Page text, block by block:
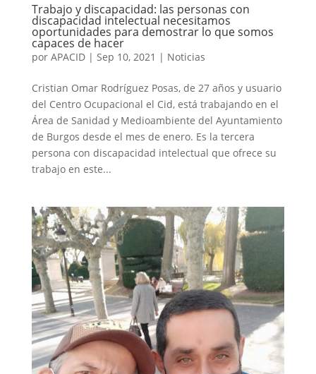
Trabajo y discapacidad: las personas con
discapacidad intelectual necesitamos
oportunidades para demostrar lo que somos
capaces de hacer
por APACID| Sep 10, 2021 | Noticias
Cristian Omar Rodríguez Posas, de 27 años y usuario
del Centro Ocupacional el Cid, está trabajando en el
Área de Sanidad y Medioambiente del Ayuntamiento
de Burgos desde el mes de enero. Es la tercera
persona con discapacidad intelectual que ofrece su
trabajo en este...